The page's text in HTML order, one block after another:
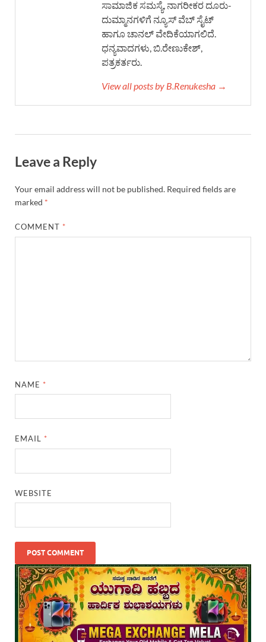
ಸಾಮಾಜಿಕ ಸಮಸ್ಯೆ, ನಾಗರೀಕರ ದೂರು-
ದುಮ್ಮಾನಗಳಿಗೆ ನ್ಯೂಸ್ ವೆಬ್ ಸೈಟ್
ಹಾಗೂ ಚಾನಲ್ ವೇದಿಕೆಯಾಗಲಿದೆ.
ಧನ್ಯವಾದಗಳು, ಬಿ.ರೇಣುಕೇಶ್,
ಪತ್ರಕರ್ತರು.
View all posts by B.Renukesha →
Leave a Reply
Your email address will not be published. Required fields are
marked *
COMMENT *
NAME *
EMAIL *
WEBSITE